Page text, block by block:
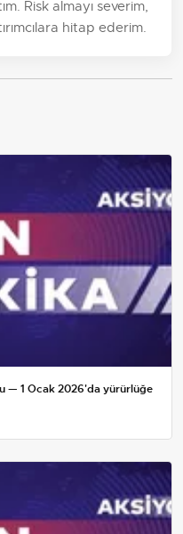
Risk almayı severim,
hitap ederim.
— 1 Ocak 2026'da yürürlüğe